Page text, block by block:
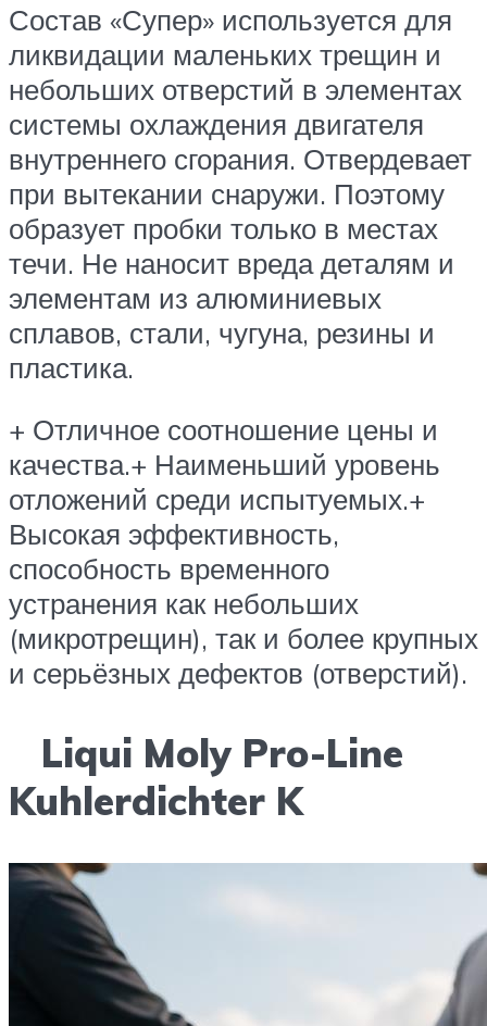
Состав «Супер» используется для
ликвидации маленьких трещин и
небольших отверстий в элементах
системы охлаждения двигателя
внутреннего сгорания. Отвердевает
при вытекании снаружи. Поэтому
образует пробки только в местах
течи. Не наносит вреда деталям и
элементам из алюминиевых
сплавов, стали, чугуна, резины и
пластика.
+ Отличное соотношение цены и
качества.+ Наименьший уровень
отложений среди испытуемых.+
Высокая эффективность,
способность временного
устранения как небольших
(микротрещин), так и более крупных
и серьёзных дефектов (отверстий).
Liqui Moly Pro-Line
Kuhlerdichter K